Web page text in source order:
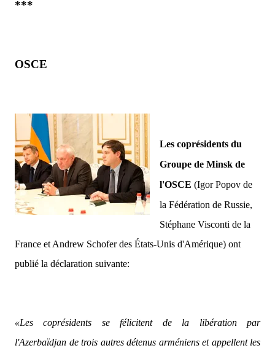
***
OSCE
Les coprésidents du
Groupe de Minsk de
l'OSCE (Igor Popov de
la Fédération de Russie,
Stéphane Visconti de la
France et Andrew Schofer des États-Unis d'Amérique) ont
publié la déclaration suivante:
«Les coprésidents se félicitent de la libération par
l'Azerbaïdjan de trois autres détenus arméniens et appellent les